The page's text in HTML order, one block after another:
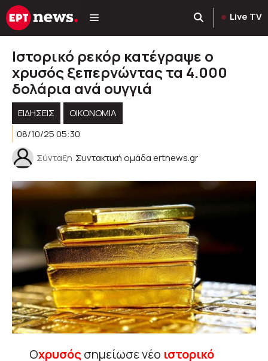
Μετάβαση
σε
Live TV
Ιστορικό ρεκόρ κατέγραψε ο
χρυσός ξεπερνώντας τα 4.000
δολάρια ανά ουγγιά
ΕΙΔΗΣΕΙΣ
ΟΙΚΟΝΟΜΊΑ
08/10/25 05:30
Σύνταξη Συντακτική ομάδα ertnews.gr
Οχρυσόςσημείωσε νέο ιστορικό